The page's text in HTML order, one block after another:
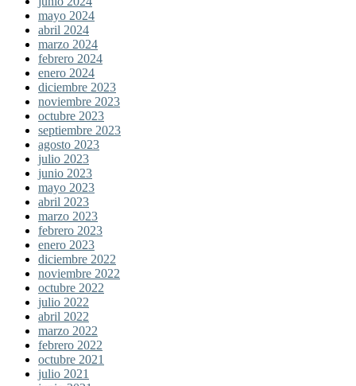
mayo 2024
abril 2024
marzo 2024
febrero 2024
enero 2024
diciembre 2023
noviembre 2023
octubre 2023
septiembre 2023
agosto 2023
julio 2023
junio 2023
mayo 2023
abril 2023
marzo 2023
febrero 2023
enero 2023
diciembre 2022
noviembre 2022
octubre 2022
julio 2022
abril 2022
marzo 2022
febrero 2022
octubre 2021
julio 2021